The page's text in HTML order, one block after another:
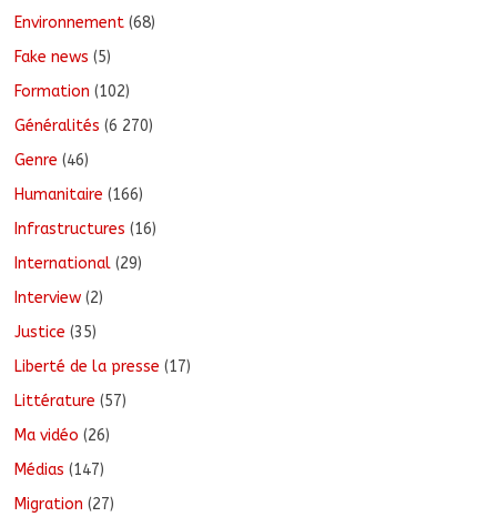
Environnement (68)
Fake news (5)
Formation (102)
Généralités (6 270)
Genre (46)
Humanitaire (166)
Infrastructures (16)
International (29)
Interview (2)
Justice (35)
Liberté de la presse (17)
Littérature (57)
Ma vidéo (26)
Médias (147)
Migration (27)